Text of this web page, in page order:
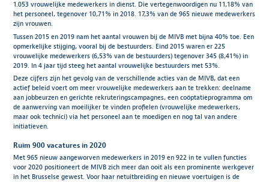
1.053 vrouwelijke medewerkers in dienst. Die vertegenwoordigen nu 11,18% van
het personeel, tegenover 10,71% in 2018. 17,3% van de 965 nieuwe medewerkers
zijn vrouwen.
Tussen 2015 en 2019 nam het aantal vrouwen bij de MIVB met bijna 40% toe. Een
opmerkelijke stijging, vooral bij de bestuurders. Eind 2015 waren er 225
vrouwelijke medewerkers (6,53% van de bestuurders) tegenover 345 (8,41%) in
2019. In 4 jaar tijd steeg het aantal vrouwelijke bestuurders met 53%.
Deze cijfers zijn het gevolg van de verschillende acties van de MIVB, dat een
actief beleid voert om meer vrouwelijke medewerkers aan te trekken: deelname
aan jobbeurzen en gerichte rekruteringscampagnes, een coöptatieprogramma om
de aanwerving van moeilijker te vinden profielen (vrouwelijke medewerkers,
maar ook technici) via het personeel aan te moedigen en nog tal van andere
initiatieven.
Ruim 900 vacatures in 2020
Met 965 nieuw aangeworven medewerkers in 2019 en 922 in te vullen functies
voor 2020 positioneert de MIVB zich meer dan ooit als een prominente werkgever
in het Brusselse gewest. Voor haar netuitbreiding en nieuwe voertuigen is de